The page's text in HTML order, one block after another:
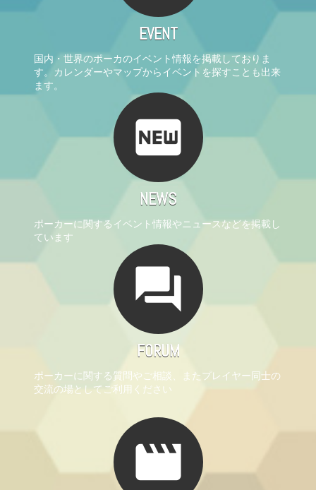
EVENT
国内・世界のポーカのイベント情報を掲載しておりま
す。カレンダーやマップからイベントを探すことも出来
ます。
fiber_new
NEWS
ポーカーに関するイベント情報やニュースなどを掲載し
ています
forum
FORUM
ポーカーに関する質問やご相談、またプレイヤー同士の
交流の場としてご利用ください
movie